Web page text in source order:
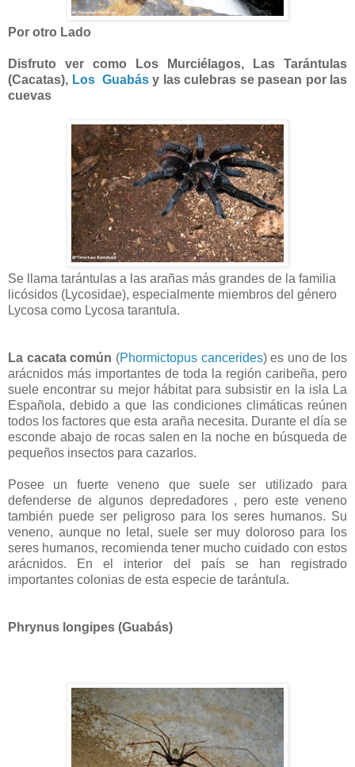
Por otro Lado
Disfruto ver como Los Murciélagos, Las Tarántulas
(Cacatas), Los Guabásy las culebras se pasean por las
cuevas
Se llama tarántulas a las arañas más grandes de la familia
licósidos (Lycosidae), especialmente miembros del género
Lycosa como Lycosa tarantula.
La cacata común (Phormictopus cancerides) es uno de los
arácnidos más importantes de toda la región caribeña, pero
suele encontrar su mejor hábitat para subsistir en la isla La
Española, debido a que las condiciones climáticas reúnen
todos los factores que esta araña necesita. Durante el día se
esconde abajo de rocas salen en la noche en búsqueda de
pequeños insectos para cazarlos.
Posee un fuerte veneno que suele ser utilizado para
defenderse de algunos depredadores , pero este veneno
también puede ser peligroso para los seres humanos. Su
veneno, aunque no letal, suele ser muy doloroso para los
seres humanos, recomienda tener mucho cuidado con estos
arácnidos. En el interior del país se han registrado
importantes colonias de esta especie de tarántula.
Phrynus longipes (Guabás)